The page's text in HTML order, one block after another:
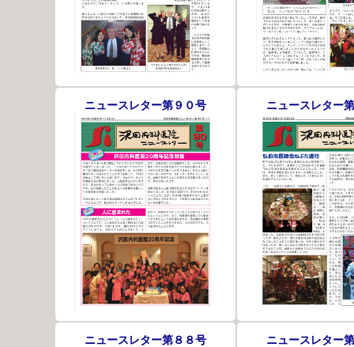
ニュースレター第９０号 ニュースレター
ニュースレター第８８号 ニュースレター